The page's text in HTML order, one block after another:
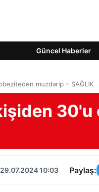
Güncel Haberler
muzdarip – SAĞLIK
10:03 Paylaş: